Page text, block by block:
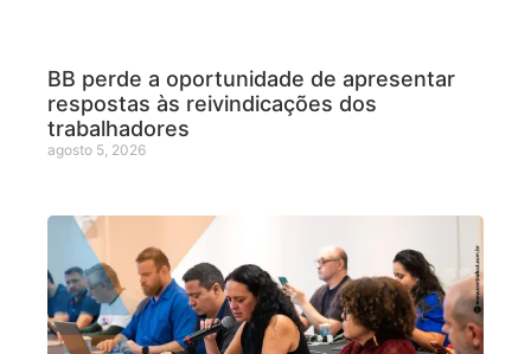
BB perde a oportunidade de apresentar
respostas às reivindicações dos
trabalhadores
agosto 5, 2026